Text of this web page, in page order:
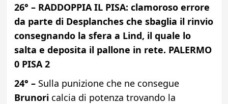
26° – RADDOPPIA IL PISA: clamoroso errore
da parte di Desplanches che sbaglia il rinvio
consegnando la sfera a Lind, il quale lo
salta e deposita il pallone in rete. PALERMO
0 PISA 2
24° –Sulla punizione che ne consegue
Brunori calcia di potenza trovando la